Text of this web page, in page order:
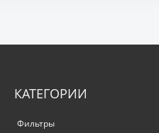
КАТЕГОРИИ
Фильтры